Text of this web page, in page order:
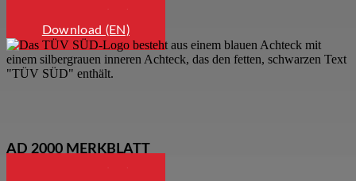
Download (EN)
AD 2000 MERKBLATT